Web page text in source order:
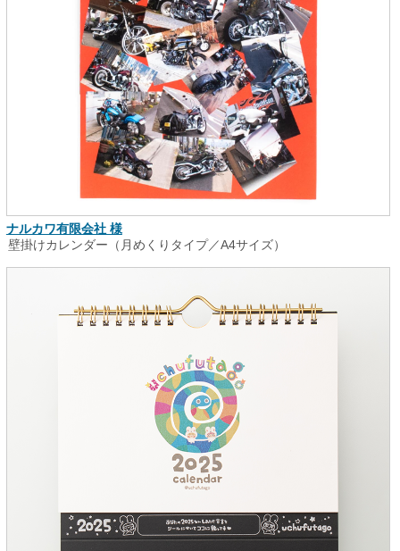
ナルカワ有限会社 様
壁掛けカレンダー（月めくりタイプ／A4サイズ）